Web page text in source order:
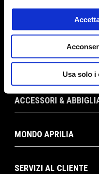
Usa solo i
ELETTRONICA
PROMOZIONI
ACCESSORI &
MONDO APRILIA
SERVIZI AL CLIENTE